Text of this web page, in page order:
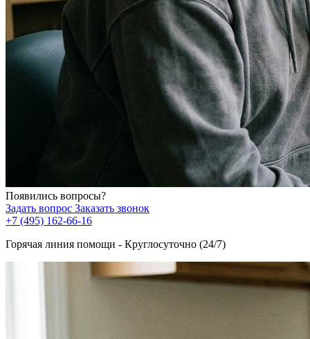
Появились вопросы?
Задать вопрос Заказать звонок
+7 (495) 162-66-16
Горячая линия помощи - Круглосуточно (24/7)